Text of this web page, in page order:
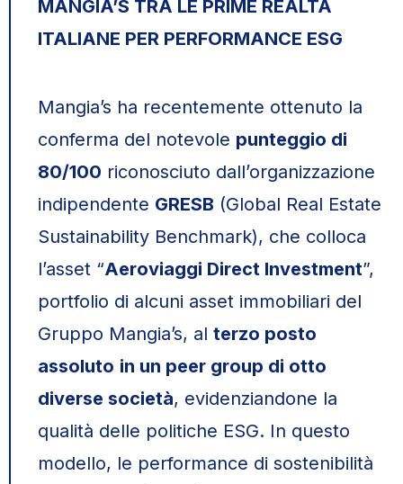
MANGIA’S TRA LE PRIME REALTÀ
ITALIANE PER PERFORMANCE ESG
Mangia’s ha recentemente ottenuto la
conferma del notevole punteggio di
80/100 riconosciuto dall’organizzazione
indipendente GRESB (Global Real Estate
Sustainability Benchmark), che colloca
l’asset “Aeroviaggi Direct Investment”,
portfolio di alcuni asset immobiliari del
Gruppo Mangia’s, al terzo posto
assoluto in un peer group di otto
diverse società, evidenziandone la
qualità delle politiche ESG. In questo
modello, le performance di sostenibilità